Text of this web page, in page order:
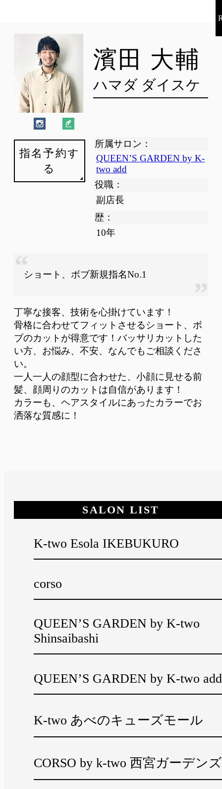
指名予約す
る
濱田 大輔
ハマダ ダイスケ
所属サロン：
QUEEN’S GARDEN by K-
two add
役職：
副店長
歴：
10年
ショート、ボブ新規指名No.1
丁寧な接客、技術を心掛けています！
骨格に合わせてフィットさせるショート、ボ
ブのカットが得意です！バッサリカットした
い方、お悩み、不安、なんでもご相談くださ
い。
一人一人の顔型に合わせた、小顔に見せる前
髪、顔周りのカットは自信があります！
カラーも、ヘアスタイルにあったカラーでお
洒落な質感に！
SALON LIST
K-two Esola IKEBUKURO
corso
QUEEN’S GARDEN by K-two
Shinsaibashi
QUEEN’S GARDEN by K-two add
K-two あべのキューズモール
CORSO by k-two 西宮ガーデンズ